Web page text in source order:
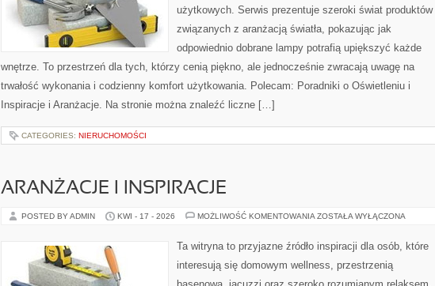
użytkowych. Serwis prezentuje szeroki świat produktów
związanych z aranżacją światła, pokazując jak
odpowiednio dobrane lampy potrafią upiększyć każde
wnętrze. To przestrzeń dla tych, którzy cenią piękno, ale jednocześnie zwracają uwagę na
trwałość wykonania i codzienny komfort użytkowania. Polecam: Poradniki o Oświetleniu i
Inspiracje i Aranżacje. Na stronie można znaleźć liczne […]
CATEGORIES: NIERUCHOMOŚCI
ARANŻACJE I INSPIRACJE
POSTED BY ADMIN KWI - 17 - 2026 MOŻLIWOŚĆ KOMENTOWANIA ARANŻACJE
ZOSTAŁA WYŁĄCZONA
Ta witryna to przyjazne źródło inspiracji dla osób, które
interesują się domowym wellness, przestrzenią